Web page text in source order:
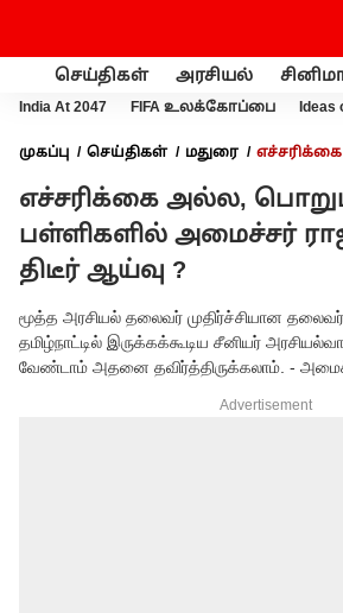
செய்திகள் அரசியல்
India At 2047 FIFA உலக்கோப்பை Ideas
முகப்பு செய்திகள் மதுரை
?
எச்சரிக்கை அல்ல,
பள்ளிகளில் அமைச்சர்
திடீர் ஆய்வு ?
மூத்த அரசியல் தலைவர் முதிர்ச்சியான
தமிழ்நாட்டில் இருக்கக்கூடிய சீனியர்
வேண்டாம் அதனை தவிர்த்திருக்கலாம். -
Advertisement